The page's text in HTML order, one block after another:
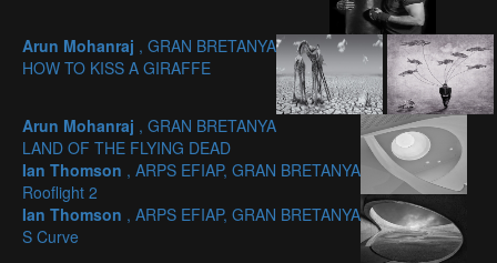
Arun Mohanraj , GRAN BRETANYA
HOW TO KISS A GIRAFFE
Arun Mohanraj , GRAN BRETANYA
LAND OF THE FLYING DEAD
Ian Thomson , ARPS EFIAP, GRAN BRETANYA
Rooflight 2
Ian Thomson , ARPS EFIAP, GRAN BRETANYA
S Curve